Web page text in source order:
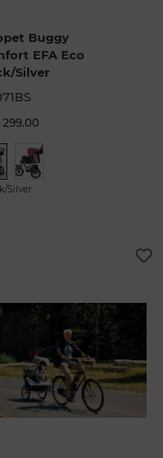
Buggy
EFA Eco
Silver
299.00
Silver